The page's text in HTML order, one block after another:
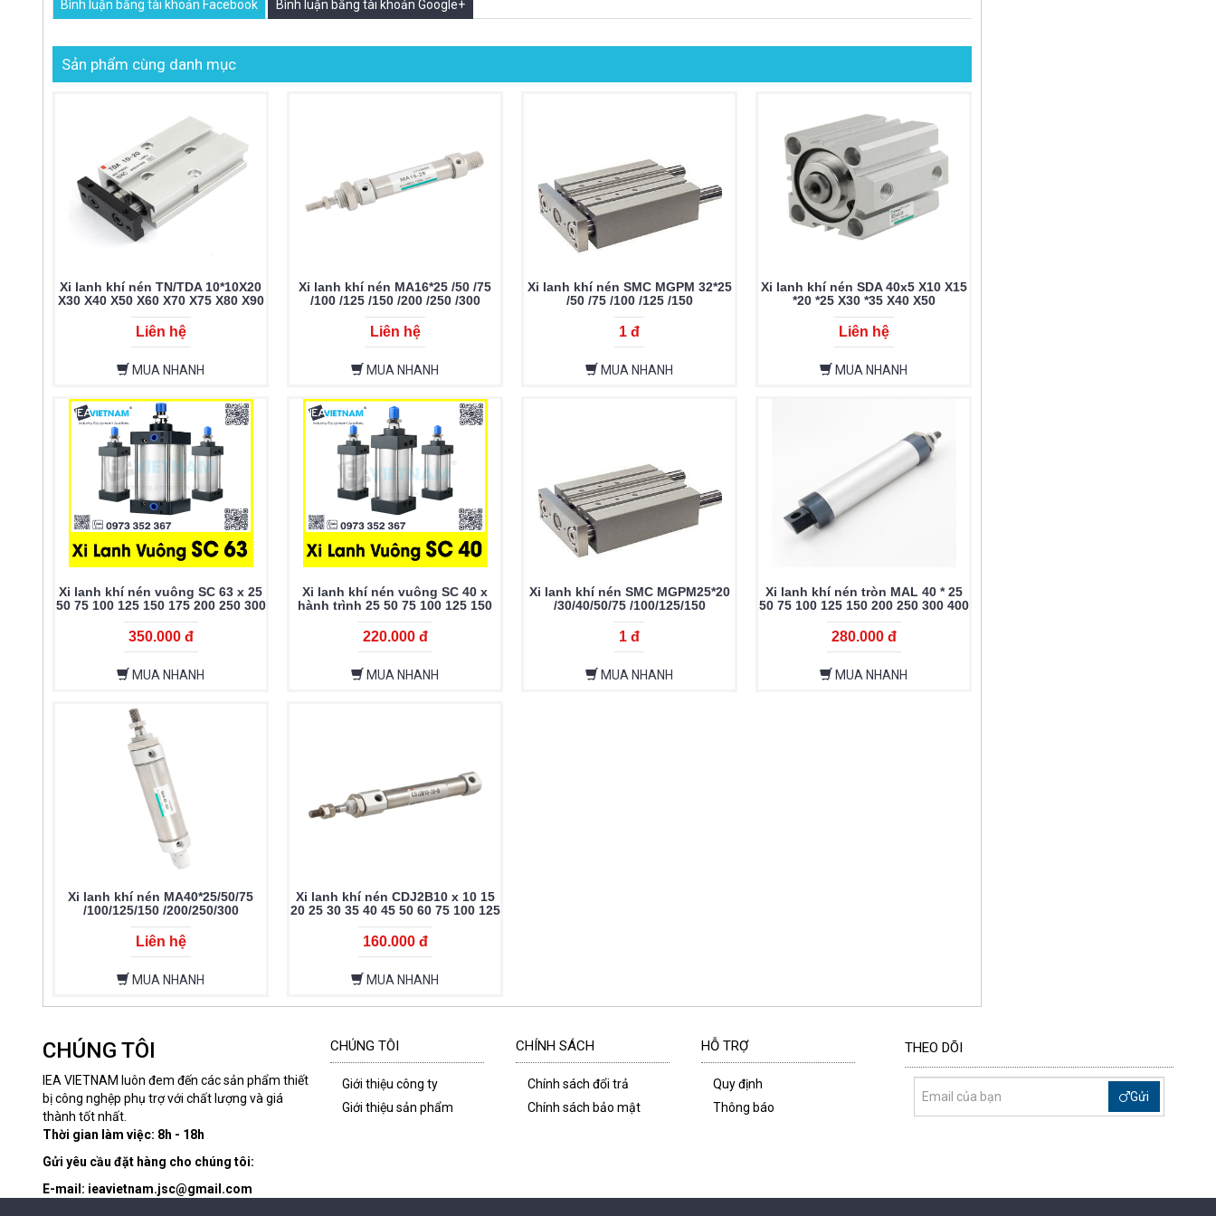
Bình luận bằng tài khoản Facebook Bình luận bằng tài khoản Google+
Sản phẩm cùng danh mục
Xi lanh khí nén TN/TDA 10*10X20
X30 X40 X50 X60 X70 X75 X80 X90
X100 X125-S
Liên hệ
MUA NHANH
Xi lanh khí nén MA16*25 /50 /75
/100 /125 /150 /200 /250 /300
Liên hệ
MUA NHANH
Xi lanh khí nén SMC MGPM 32*25
/50 /75 /100 /125 /150
1 đ
MUA NHANH
Xi lanh khí nén SDA 40x5 X10 X15
*20 *25 X30 *35 X40 X50
Liên hệ
MUA NHANH
Xi lanh khí nén vuông SC 63 x 25
50 75 100 125 150 175 200 250 300
400 500 600 700 800 900 1000
350.000 đ
MUA NHANH
Xi lanh khí nén vuông SC 40 x
hành trình 25 50 75 100 125 150
175 200 250 300 350 400 450 500
600 700 800 900 1000
220.000 đ
MUA NHANH
Xi lanh khí nén SMC MGPM25*20
/30/40/50/75 /100/125/150
1 đ
MUA NHANH
Xi lanh khí nén tròn MAL 40 * 25
50 75 100 125 150 200 250 300 400
500
280.000 đ
MUA NHANH
Xi lanh khí nén MA40*25/50/75
/100/125/150 /200/250/300
Liên hệ
MUA NHANH
Xi lanh khí nén CDJ2B10 x 10 15
20 25 30 35 40 45 50 60 75 100 125
150 175 200
160.000 đ
MUA NHANH
CHÚNG TÔI
IEA VIETNAM luôn đem đến các sản phẩm thiết
bị công nghệp phụ trợ với chất lượng và giá
thành tốt nhất.
Thời gian làm việc: 8h - 18h
Gửi yêu cầu đặt hàng cho chúng tôi:
E-mail: ieavietnam.jsc@gmail.com
CHÚNG TÔI
Giới thiệu công ty
Giới thiệu sản phẩm
CHÍNH SÁCH
Chính sách đổi trả
Chính sách bảo mật
HỖ TRỢ
Quy định
Thông báo
THEO DÕI
Gửi